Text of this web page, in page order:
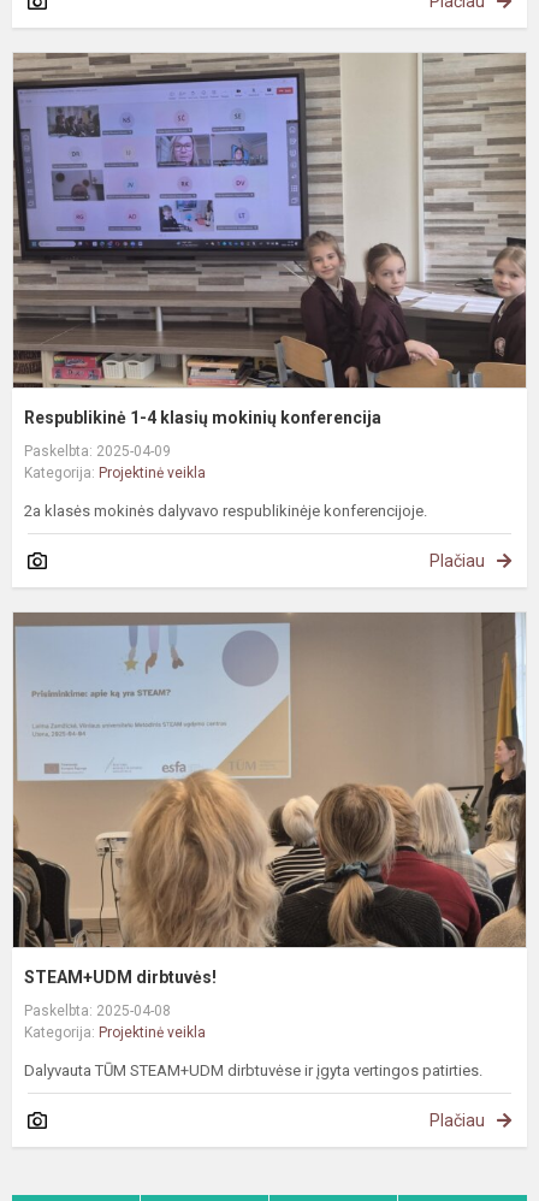
Respublikinė 1-4 klasių mokinių konferencija
Paskelbta: 2025-04-09
Kategorija: Projektinė veikla
2a klasės mokinės dalyvavo respublikinėje konferencijoje.
Plačiau
STEAM+UDM dirbtuvės!
Paskelbta: 2025-04-08
Kategorija: Projektinė veikla
Dalyvauta TŪM STEAM+UDM dirbtuvėse ir įgyta vertingos patirties.
Plačiau